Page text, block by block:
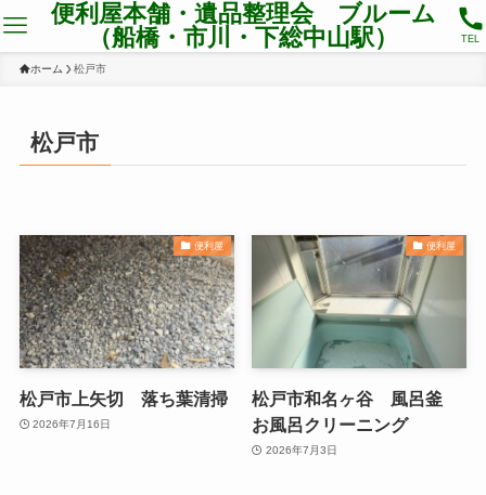
便利屋本舗・遺品整理会 ブルーム
（船橋・市川・下総中山駅）
TEL
ホーム 松戸市
松戸市
便利屋
松戸市上矢切 落ち葉清掃
2026年7月16日
便利屋
松戸市和名ヶ谷 風呂釜
お風呂クリーニング
2026年7月3日